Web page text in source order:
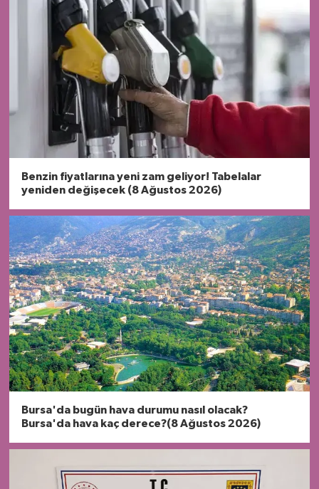
Benzin fiyatlarına yeni zam geliyor! Tabelalar
yeniden değişecek (8 Ağustos 2026)
Bursa'da bugün hava durumu nasıl olacak?
Bursa'da hava kaç derece?(8 Ağustos 2026)